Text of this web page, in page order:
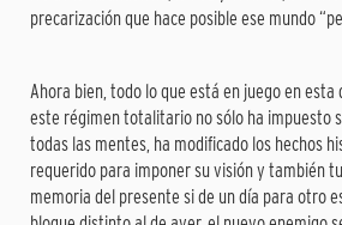
precarización que hace posible ese mundo
Ahora bien, todo lo que está en juego en esta
este régimen totalitario no sólo ha impuesto
todas las mentes, ha modificado los hechos
requerido para imponer su visión y también
memoria del presente si de un día para otro